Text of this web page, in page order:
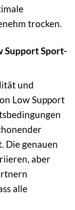
trocken.
Support Sport-
und
Low Support
Die genauen
aber
alle